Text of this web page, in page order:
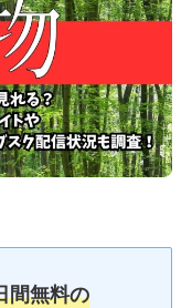
間無料の